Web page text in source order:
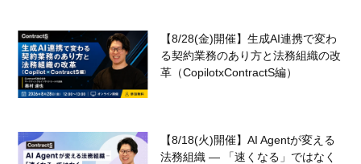
【8/28(金)開催】生成AI連携で変わ
る契約業務のあり方と法務組織の改
革（CopilotxContractS編）
【8/18(火)開催】AI Agentが変える
法務組織 — 「速くなる」ではなく